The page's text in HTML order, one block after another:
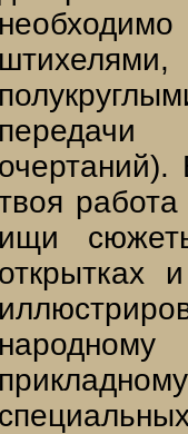
ищи
открытках